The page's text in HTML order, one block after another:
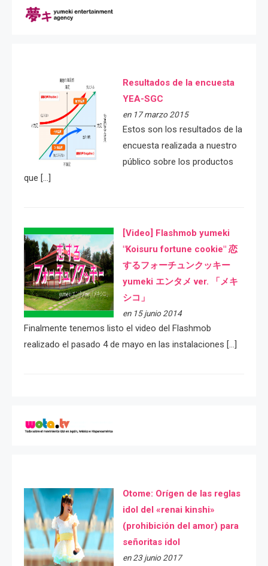
Resultados de la encuesta
YEA-SGC
en 17 marzo 2015
Estos son los resultados de la
encuesta realizada a nuestro
público sobre los productos
que […]
[Video] Flashmob yumeki
"Koisuru fortune cookie" 恋
するフォーチュンクッキー
yumeki エンタメ ver. 「メキ
シコ」
en 15 junio 2014
Finalmente tenemos listo el video del Flashmob
realizado el pasado 4 de mayo en las instalaciones […]
Otome: Orígen de las reglas
idol del «renai kinshi»
(prohibición del amor) para
señoritas idol
en 23 junio 2017